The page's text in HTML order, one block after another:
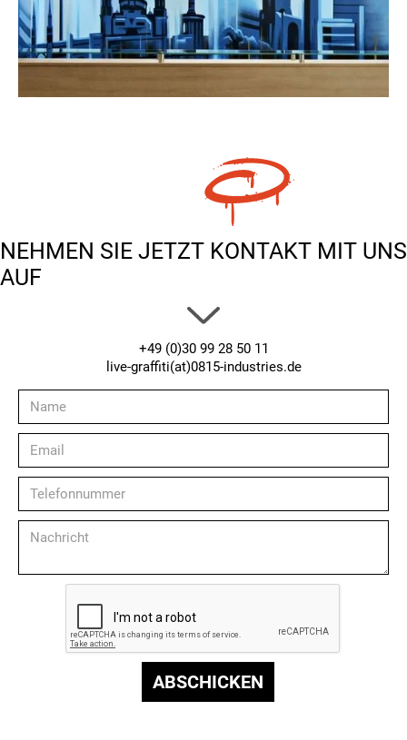
NEHMEN SIE JETZT KONTAKT MIT UNS
AUF
+49 (0)30 99 28 50 11
live-graffiti(at)0815-industries.de